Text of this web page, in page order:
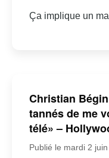
Ça implique un
Christian
tannés de me
télé» –
Publié le mardi 2